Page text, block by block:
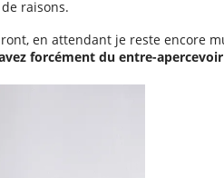
raisons.
en attendant je reste encore
forcément du entre-